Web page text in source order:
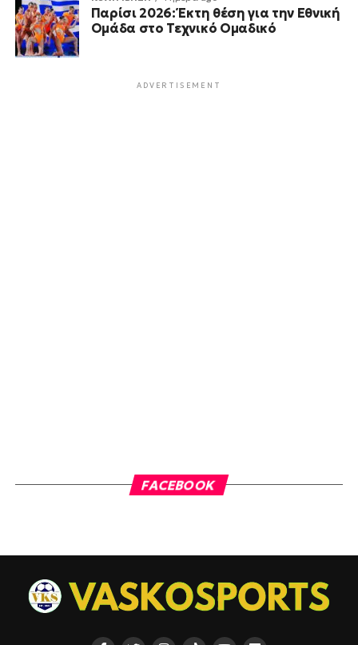
Παρίσι 2026: Έκτη θέση για την Εθνική
Ομάδα στο Τεχνικό Ομαδικό
ADVERTISEMENT
FACEBOOK